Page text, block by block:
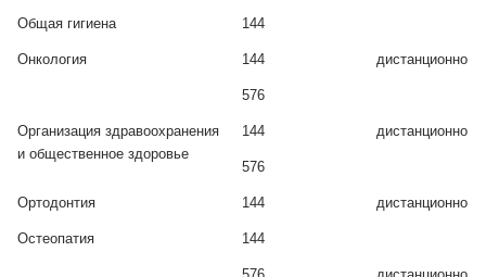
Общая гигиена 144
Онкология 144 дистанционно
576
Организация здравоохранения
и общественное здоровье
144 дистанционно
576
Ортодонтия 144 дистанционно
Остеопатия 144